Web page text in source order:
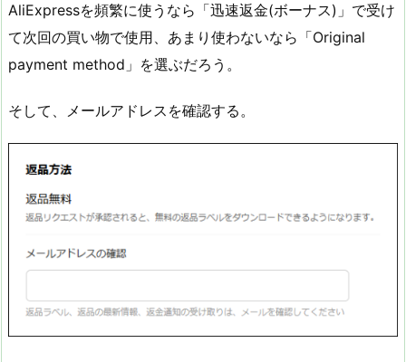
AliExpressを頻繁に使うなら「迅速返金(ボーナス)」で受け
て次回の買い物で使用、あまり使わないなら「Original
payment method」を選ぶだろう。
そして、メールアドレスを確認する。